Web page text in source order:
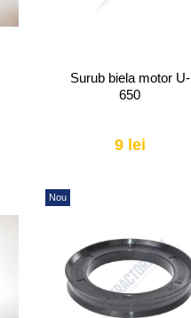
Surub biela motor U-
650
9 lei
Nou